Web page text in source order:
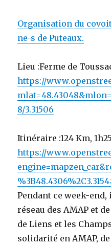
Organisation du
ne-s de Puteaux.
Lieu :Ferme de
https://
8/3.31506
Itinéraire :124 Km,
https://
Pendant ce week-
réseau des AMAP et
de Liens et les
solidarité en AMAP,